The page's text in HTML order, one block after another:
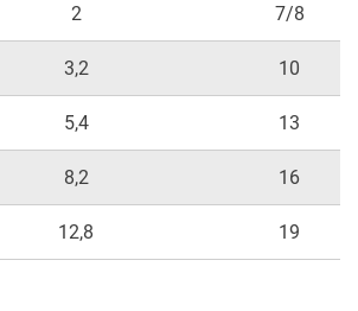
2 7/8
3,2 10
5,4 13
8,2 16
12,8 19